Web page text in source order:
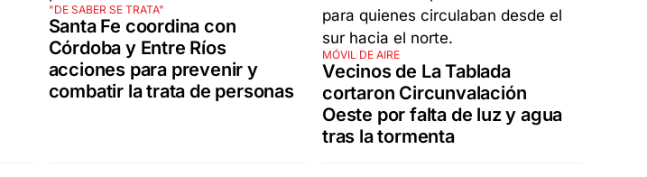
"DE SABER SE TRATA"
Santa Fe coordina con
Córdoba y Entre Ríos
acciones para prevenir y
combatir la trata de personas
MÓVIL DE AIRE
Vecinos de La Tablada
cortaron Circunvalación
Oeste por falta de luz y agua
tras la tormenta